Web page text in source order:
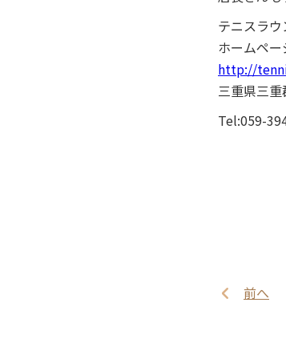
テニスラ
ホームペ
http://
三重県三
Tel:059-
前へ